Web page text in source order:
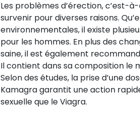
Les problèmes d’érection, c’est-
survenir pour diverses raisons.
environnementales, il existe
pour les hommes. En plus des
saine, il est également
Il contient dans sa composition le
Selon des études, la prise d’une
Kamagra garantit une action
sexuelle que le Viagra.